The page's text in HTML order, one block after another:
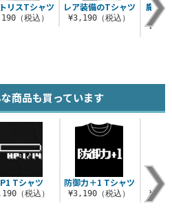
リスTシャツ
（税込）
レア装備のTシャツ
¥3,190（税込）
魔導
パ
商品も買っています
Tシャツ
（税込）
防御力＋1 Tシャツ
¥3,190（税込）